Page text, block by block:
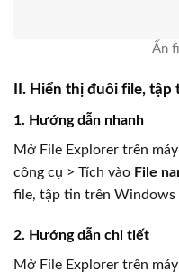
Ẩn
II. Hiển thị đuôi file,
1. Hướng dẫn nhanh
Mở File Explorer trên
công cụ > Tích vào File
file, tập tin trên Windows
2. Hướng dẫn chi tiết
Mở File Explorer trên